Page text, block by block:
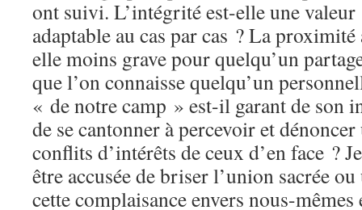
ont suivi. L’intégrité est-elle une
adaptable au cas par cas ? La
elle moins grave pour quelqu’un
que l’on connaisse quelqu’un
« de notre camp » est-il garant de son
de se cantonner à percevoir et
conflits d’intérêts de ceux d’en face ?
être accusée de briser l’union sacrée
cette complaisance envers nous-